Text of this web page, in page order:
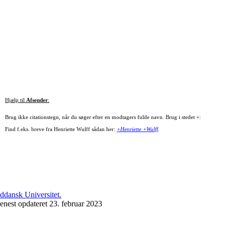
Hjælp til Afsender:
Brug ikke citationstegn, når du søger efter en modtagers fulde navn. Brug i stedet +:
Find f.eks. breve fra Henriette Wulff sådan her: +Henriette +Wulff.
opdateret 23. februar 2023